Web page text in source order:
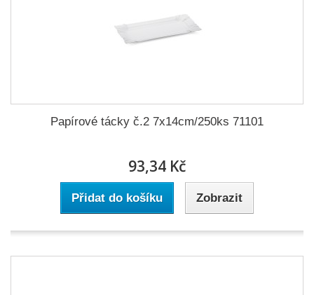
Papírové tácky č.2 7x14cm/250ks 71101
93,34 Kč
Přidat do košíku Zobrazit